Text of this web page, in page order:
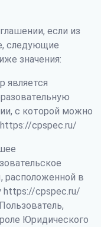
если из
следующие
значения:
является
с которой можно
cpspec.ru/
расположенной в
https://cpspec.ru/
Юридического